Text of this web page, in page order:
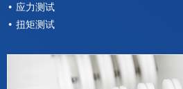
• 应力测试
• 扭矩测试